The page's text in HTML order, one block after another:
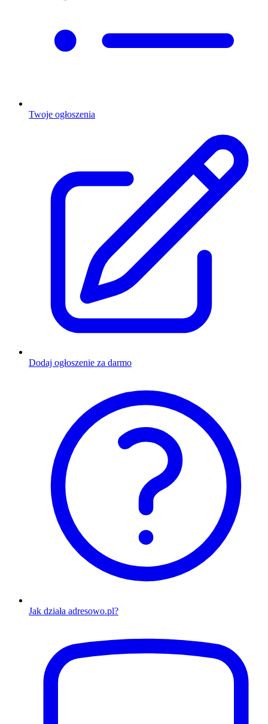
Twoje ogłoszenia
Dodaj ogłoszenie za darmo
Jak działa adresowo.pl?